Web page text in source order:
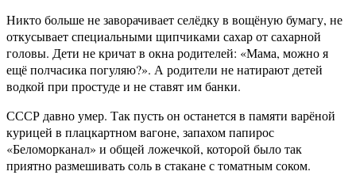
Никто больше не заворачивает селёдку в вощёную бумагу, не
откусывает специальными щипчиками сахар от сахарной
головы. Дети не кричат в окна родителей: «Мама, можно я
ещё полчасика погуляю?». А родители не натирают детей
водкой при простуде и не ставят им банки.
СССР давно умер. Так пусть он останется в памяти варёной
курицей в плацкартном вагоне, запахом папирос
«Беломорканал» и общей ложечкой, которой было так
приятно размешивать соль в стакане с томатным соком.